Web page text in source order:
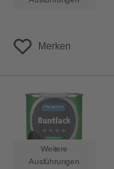
Merken
Weitere
Ausführungen